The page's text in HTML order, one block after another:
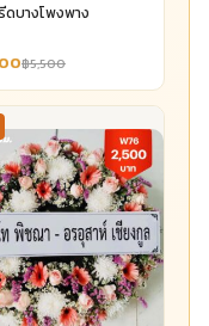
บางโพงพาง
฿5,500